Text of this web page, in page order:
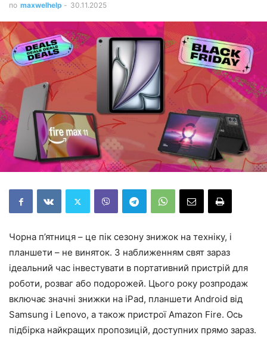
по maxwelhelp - 30.11.2025
Чорна п’ятниця – це пік сезону знижок на техніку, і
планшети – не виняток. З наближенням свят зараз
ідеальний час інвестувати в портативний пристрій для
роботи, розваг або подорожей. Цього року розпродаж
включає значні знижки на iPad, планшети Android від
Samsung і Lenovo, а також пристрої Amazon Fire. Ось
підбірка найкращих пропозицій, доступних прямо зараз.